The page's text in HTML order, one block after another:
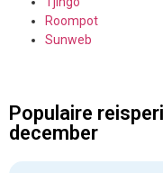
Roompot
Sunweb
Populaire
december